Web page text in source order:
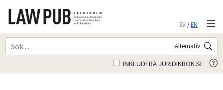
SV/EN
Alternativ
INKLUDERA JURIDIKBOK.SE